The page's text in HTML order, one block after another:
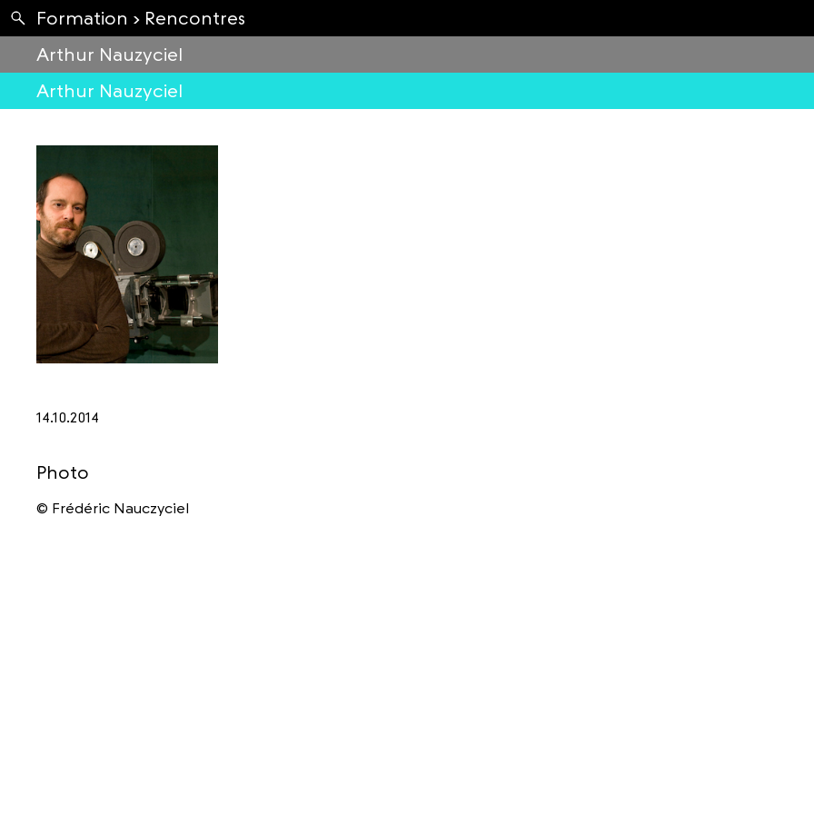
Formation › Rencontres
Arthur Nauzyciel
Arthur Nauzyciel
14.10.2014
Photo
© Frédéric Nauczyciel